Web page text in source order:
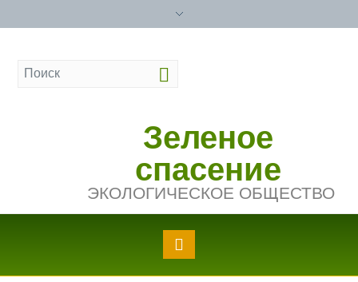
Зеленое
спасение
ЭКОЛОГИЧЕСКОЕ ОБЩЕСТВО